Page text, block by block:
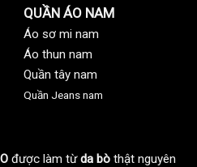
QUẦN ÁO NAM
Áo sơ mi nam
Áo thun nam
Quần tây nam
Quần Jeans nam
được làm từda bò thật nguyên